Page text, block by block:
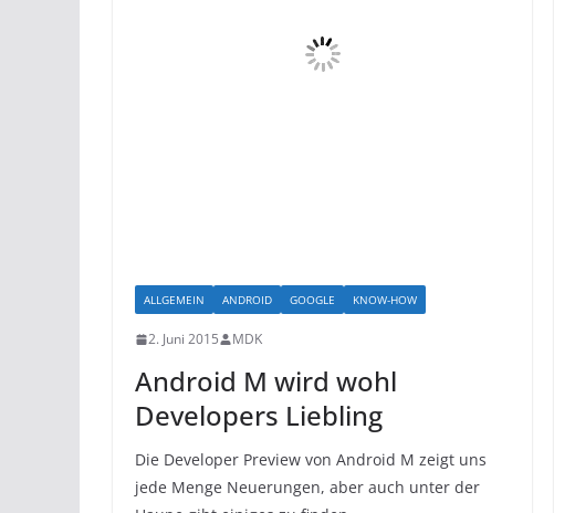
ALLGEMEIN ANDROID GOOGLE KNOW-HOW
2. Juni 2015 MDK
Android M wird wohl
Developers Liebling
Die Developer Preview von Android M zeigt uns
jede Menge Neuerungen, aber auch unter der